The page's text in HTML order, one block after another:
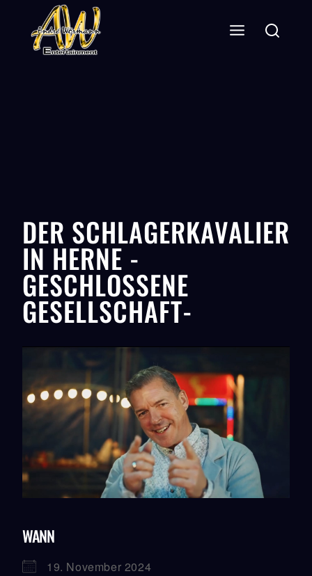
DER SCHLAGERKAVALIER
IN HERNE -
GESCHLOSSENE
GESELLSCHAFT-
WANN
19. November 2024